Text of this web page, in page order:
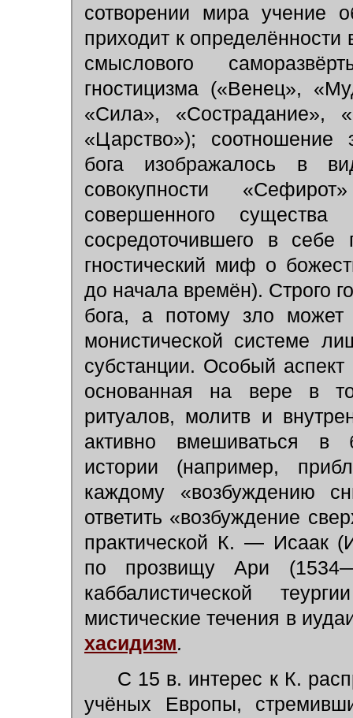
сотворении мира учение
приходит к
смыслового
гностицизма («Венец»,
«Сила», «Сострадание»,
«Царство»); соотношение
бога изображалось в
совокупности
совершенного
сосредоточившего в себе
гностический миф о
до начала времён). Строго
бога, а потому зло может
монистической системе
субстанции. Особый аспект
основанная на вере в
ритуалов, молитв и
активно вмешиваться в
истории (например,
каждому «возбуждению
ответить «возбуждение
практической К. — Исаак
по прозвищу Ари
каббалистической
мистические течения в
хасидизм.
С 15 в. интерес к К.
учёных Европы,